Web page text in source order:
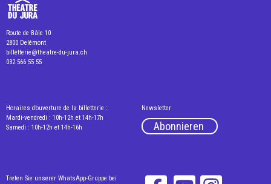
Route de Bâle 10
2800 Delémont
billetterie@theatre-du-jura.ch
032 566 55 55
Horaires d’ouverture de la billetterie :
Mardi-vendredi : 10h-12h et 14h-17h
Samedi : 10h-12h et 14h-16h
Newsletter
Abonnieren
Treten Sie unserer WhatsApp-Gruppe bei